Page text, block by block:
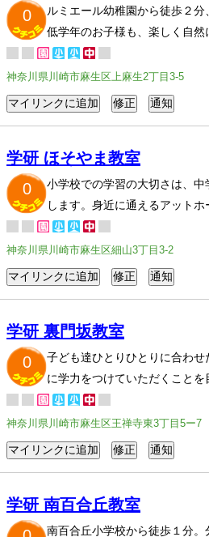
0
ルミエール幼稚園から徒歩２
低学年のお子様も、楽しく自然
神奈川県川崎市麻生区上麻生2丁目3-5
学研 ほそやま教室
0
小学校での学習の大切さは、中
します。身近に通えるアットホ
神奈川県川崎市麻生区細山3丁目3-2
学研 裏門坂教室
0
子ども達ひとりひとりに合わせ
に学力をつけていただくことを
神奈川県川崎市麻生区王禅寺東3丁目5ー7
学研 南百合丘教室
南百合丘小学校から徒歩１分。